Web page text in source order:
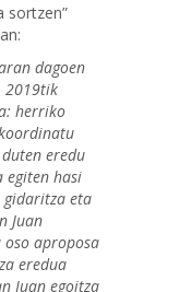
sortzen”
dagoen
2019tik
herriko
eredu
egiten hasi
gidaritza eta
Juan
oso aproposa
eredua
Juan egoitza